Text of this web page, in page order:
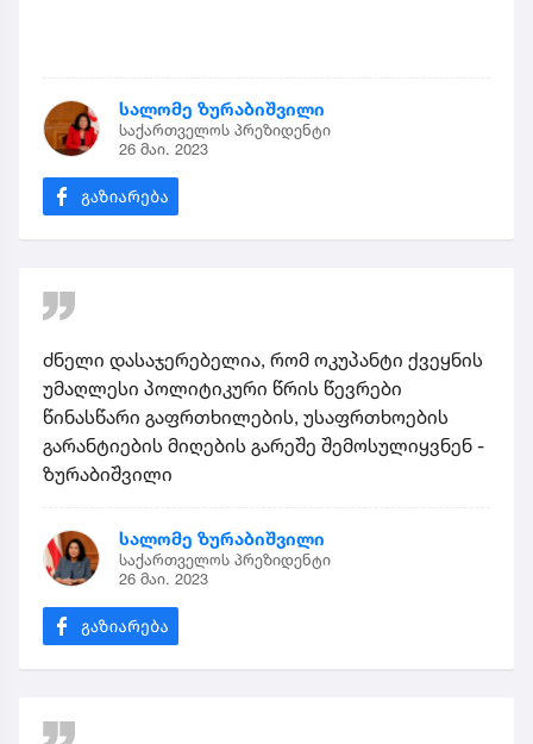
სალომე ზურაბიშვილი
საქართველოს პრეზიდენტი
26 მაი. 2023
ძნელი დასაჯერებელია, რომ ოკუპანტი ქვეყნის
უმაღლესი პოლიტიკური წრის წევრები
წინასწარი გაფრთხილების, უსაფრთხოების
გარანტიების მიღების გარეშე შემოსულიყვნენ -
ზურაბიშვილი
სალომე ზურაბიშვილი
საქართველოს პრეზიდენტი
26 მაი. 2023